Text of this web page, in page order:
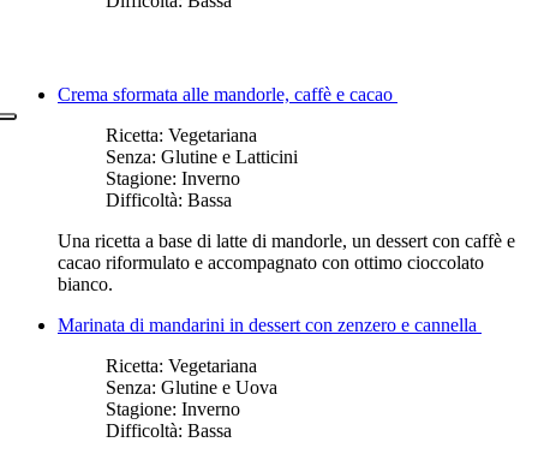
Crema sformata alle mandorle, caffè e cacao
Ricetta: Vegetariana
Senza: Glutine e Latticini
Stagione: Inverno
Difficoltà: Bassa
Una ricetta a base di latte di mandorle, un dessert con caffè e
cacao riformulato e accompagnato con ottimo cioccolato
bianco.
Marinata di mandarini in dessert con zenzero e cannella
Ricetta: Vegetariana
Senza: Glutine e Uova
Stagione: Inverno
Difficoltà: Bassa